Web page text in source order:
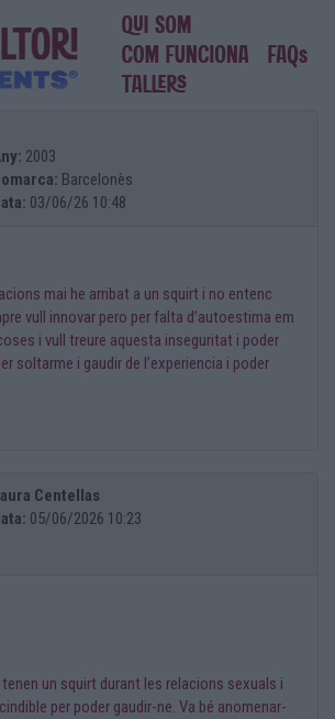
2003
Barcelonès
03/06/26 10:48
mai he arribat a un squirt i no entenc
vull innovar pero per falta d’autoestima em
i vull treure aquesta inseguritat i poder
soltarme i gaudir de l’experiencia i poder
Centellas
05/06/2026 10:23
un squirt durant les relacions sexuals i
per poder gaudir-ne. Va bé anomenar-